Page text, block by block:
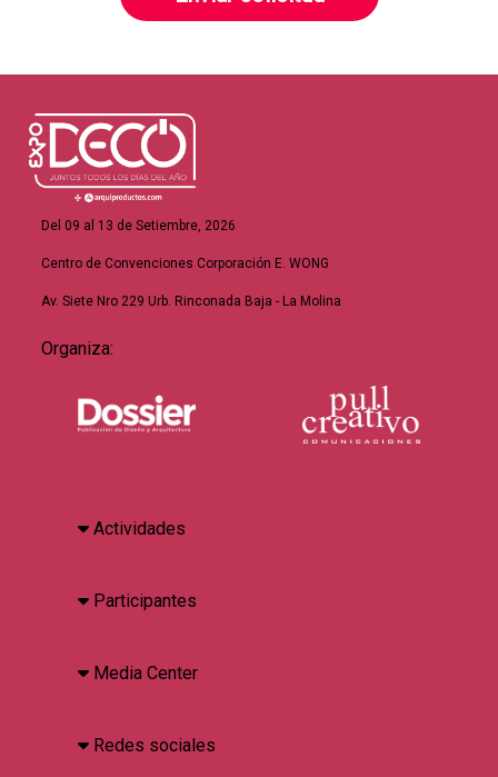
Del 09 al 13 de Setiembre, 2026
Centro de Convenciones Corporación E. WONG
Av. Siete Nro 229 Urb. Rinconada Baja - La Molina
Organiza:
Actividades
Participantes
Media Center
Redes sociales